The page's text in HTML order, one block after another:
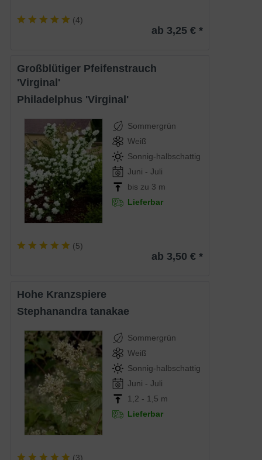
(4)
ab 3,25 € *
Großblütiger Pfeifenstrauch
'Virginal'
Philadelphus 'Virginal'
Sommergrün
Weiß
Sonnig-halbschattig
Juni - Juli
bis zu 3 m
Lieferbar
(5)
ab 3,50 € *
Hohe Kranzspiere
Stephanandra tanakae
Sommergrün
Weiß
Sonnig-halbschattig
Juni - Juli
1,2 - 1,5 m
Lieferbar
(3)